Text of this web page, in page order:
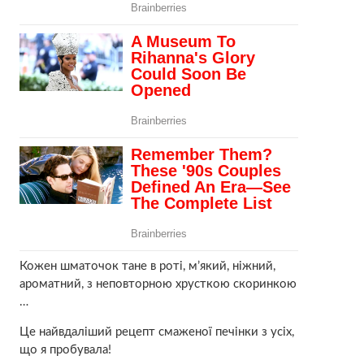
Кожен шматочок тане в роті, м’який, ніжний,
ароматний, з неповторною хрусткою скоринкою
…
Це найвдаліший рецепт смаженої печінки з усіх,
що я пробувала!